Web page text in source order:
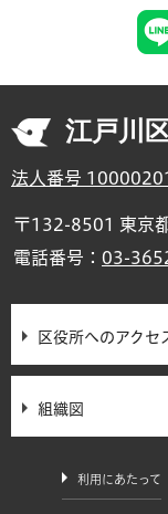
江戸川
法人番号
〒132-8501 東京
電話番号： 03-
区役所へのアクセ
組織図
利用にあたって